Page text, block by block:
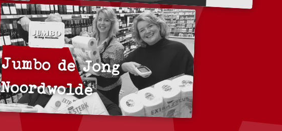
Jumbo de Jong
Noordwolde